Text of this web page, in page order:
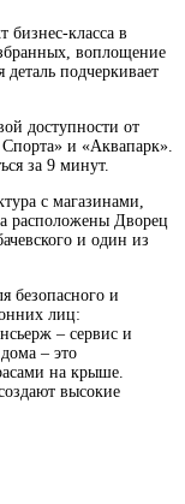
класса в
воплощение
подчеркивает
доступности от
и «Аквапарк».
за 9 минут.
с магазинами,
расположены Дворец
и один из
безопасного и
лиц:
– сервис и
– это
на крыше.
высокие